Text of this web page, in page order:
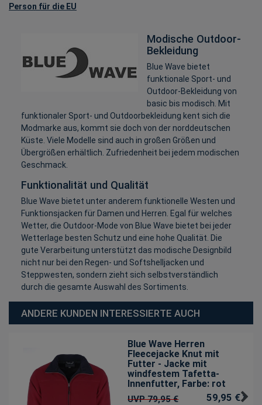
Person für die EU
Modische Outdoor-
Bekleidung
Blue Wave bietet
funktionale Sport- und
Outdoor-Bekleidung von
basic bis modisch. Mit
funktionaler Sport- und Outdoorbekleidung kent sich die
Modmarke aus, kommt sie doch von der norddeutschen
Küste. Viele Modelle sind auch in großen Größen und
Übergrößen erhältlich. Zufriedenheit bei jedem modischen
Geschmack.
Funktionalität und Qualität
Blue Wave bietet unter anderem funktionelle Westen und
Funktionsjacken für Damen und Herren. Egal für welches
Wetter, die Outdoor-Mode von Blue Wave bietet bei jeder
Wetterlage besten Schutz und eine hohe Qualität. Die
gute Verarbeitung unterstützt das modische Designbild
nicht nur bei den Regen- und Softshelljacken und
Steppwesten, sondern zieht sich selbstverständlich
durch die gesamte Auswahl des Sortiments.
ANDERE KUNDEN INTERESSIERTE AUCH
Blue Wave Herren
Fleecejacke Knut mit
Futter - Jacke mit
windfestem Tafetta-
Innenfutter, Farbe: rot
UVP 79,95 € 59,95 € *